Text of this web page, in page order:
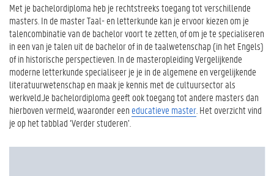
Met je bachelordiploma heb je rechtstreeks toegang tot verschillende
masters. In de master Taal- en letterkunde kan je ervoor kiezen om je
talencombinatie van de bachelor voort te zetten, of om je te specialiseren
in een van je talen uit de bachelor of in de taalwetenschap (in het Engels)
of in historische perspectieven. In de masteropleiding Vergelijkende
moderne letterkunde specialiseer je je in de algemene en vergelijkende
literatuurwetenschap en maak je kennis met de cultuursector als
werkveld.Je bachelordiploma geeft ook toegang tot andere masters dan
hierboven vermeld, waaronder een educatieve master . Het overzicht vind
je op het tabblad ‘Verder studeren’.